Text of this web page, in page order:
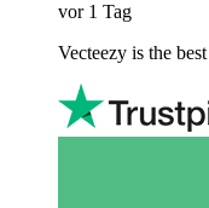
vor 1 Tag
Vecteezy is the